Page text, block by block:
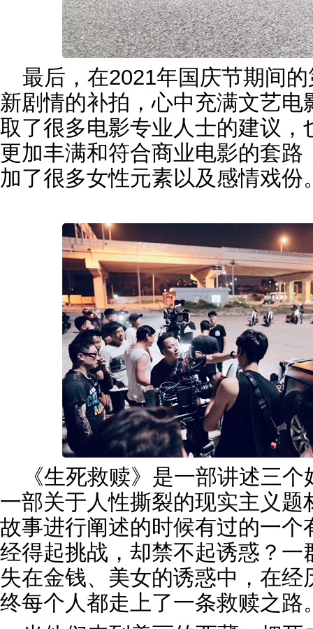
最后，在2021年国庆节期间
新剧情的补拍，心中充满文艺
取了很多电影专业人士的建议
更加丰满和符合商业电影的套
加了很多女性元素以及感情戏
《生死救赎》是一部讲述三
一部关于人性撕裂的现实主义
故事进行阐述的时候有过的一
经得起挑战，却禁不起诱惑？
失在金钱、美女的诱惑中，在
终每个人都走上了一条救赎之路